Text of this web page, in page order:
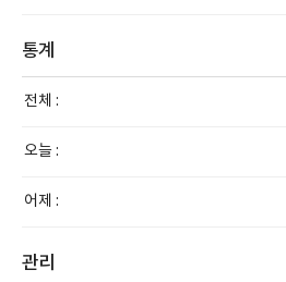
통계
전체 :
오늘 :
어제 :
관리